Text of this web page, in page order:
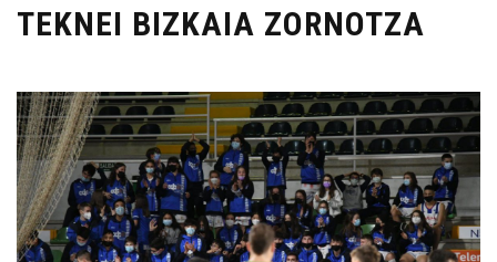
TEKNEI BIZKAIA ZORNOTZA